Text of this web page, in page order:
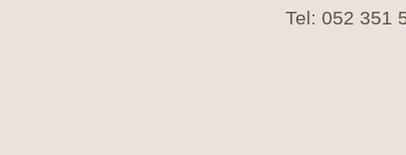
Tel: 052 351